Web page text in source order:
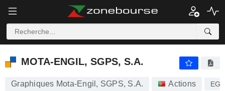
MOTA-ENGIL, SGPS, S.A.
MOTA-ENGIL, SGPS, S.A.
Graphiques Mota-Engil, SGPS, S.A. Actions EGL